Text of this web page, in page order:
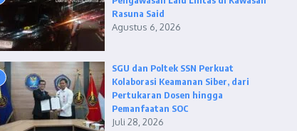
Rasuna Said
Agustus 6, 2026
SGU dan Poltek SSN Perkuat
Kolaborasi Keamanan Siber, dari
Pertukaran Dosen hingga
Pemanfaatan SOC
Juli 28, 2026